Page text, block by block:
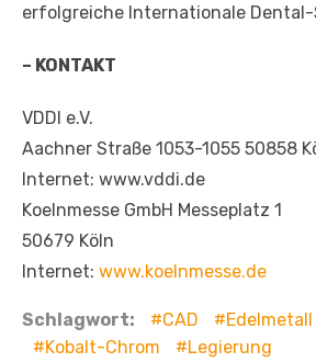
erfolgreiche Internationale Dental-
– KONTAKT
VDDI e.V.
Aachner Straße 1053-1055 50858
Internet: www.vddi.de
Koelnmesse GmbH Messeplatz 1
50679 Köln
Internet: www.koelnmesse.de
Schlagwort: CAD Edelmetall
Kobalt-Chrom
Legierung